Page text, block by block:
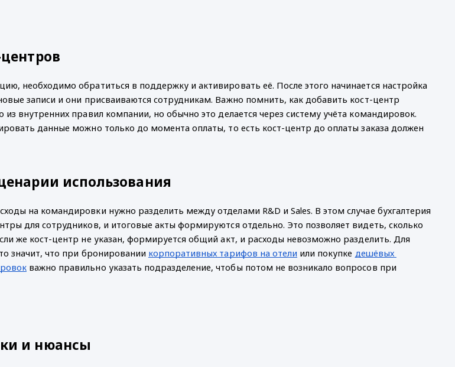
необходимо обратиться в поддержку и активировать её. После этого начинается настройка
записи и они присваиваются сотрудникам. Важно помнить, как добавить кост-центр
из внутренних правил компании, но обычно это делается через систему учёта командировок.
данные можно только до момента оплаты, то есть кост-центр до оплаты заказа должен
использования
на командировки нужно разделить между отделами R&D и Sales. В этом случае бухгалтерия
для сотрудников, и итоговые акты формируются отдельно. Это позволяет видеть, сколько
же кост-центр не указан, формируется общий акт, и расходы невозможно разделить. Для
значит, что при бронировании корпоративных тарифов на отели или покупке дешёвых
важно правильно указать подразделение, чтобы потом не возникало вопросов при
и нюансы